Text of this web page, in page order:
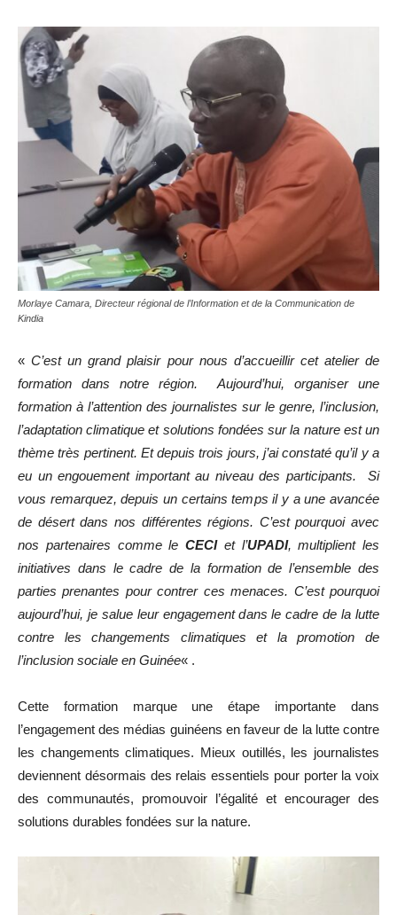
Morlaye Camara, Directeur régional de l’Information et de la Communication de
Kindia
«C’est un grand plaisir pour nous d’accueillir cet atelier de
formation dans notre région. Aujourd’hui, organiser une
formation à l’attention des journalistes sur le genre, l’inclusion,
l’adaptation climatique et solutions fondées sur la nature est un
thème très pertinent. Et depuis trois jours, j’ai constaté qu’il y a
eu un engouement important au niveau des participants. Si
vous remarquez, depuis un certains temps il y a une avancée
de désert dans nos différentes régions. C’est pourquoi avec
nos partenaires comme le CECIet l’UPADI, multiplient les
initiatives dans le cadre de la formation de l’ensemble des
parties prenantes pour contrer ces menaces. C’est pourquoi
aujourd’hui, je salue leur engagement dans le cadre de la lutte
contre les changements climatiques et la promotion de
l’inclusion sociale en Guinée« .
Cette formation marque une étape importante dans
l’engagement des médias guinéens en faveur de la lutte contre
les changements climatiques. Mieux outillés, les journalistes
deviennent désormais des relais essentiels pour porter la voix
des communautés, promouvoir l’égalité et encourager des
solutions durables fondées sur la nature.